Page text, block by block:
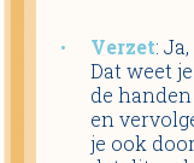
Verzet:
Dat weet
de
en
je ook